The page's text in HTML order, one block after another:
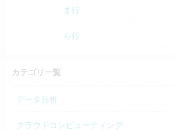
ま行
ら行
カテゴリ一覧
データ分析
クラウドコンピューティング